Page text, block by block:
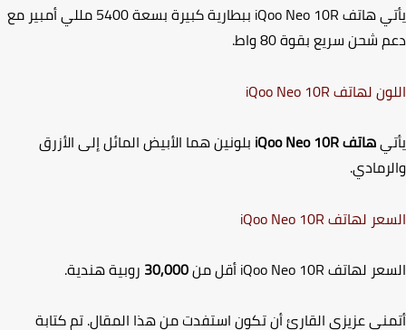
هاتفiQoo Neo 10R
ببطارية كبيرة بسعة 5400 مللي أمبير مع
سريع بقوة 80 واط.
لهاتفiQoo Neo 10R
هاتفiQoo Neo 10Rبلونين هما الأبيض المائل إلى الأزرق
لهاتفiQoo Neo 10R
لهاتفiQoo Neo 10Rأقل من30,000روبية هندية.
عزيزي القارئ أن تكون استفدت من هذا المقال. تم كتابة